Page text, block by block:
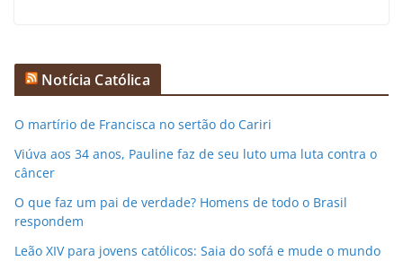
Notícia Católica
O martírio de Francisca no sertão do Cariri
Viúva aos 34 anos, Pauline faz de seu luto uma luta contra o
câncer
O que faz um pai de verdade? Homens de todo o Brasil
respondem
Leão XIV para jovens católicos: Saia do sofá e mude o mundo